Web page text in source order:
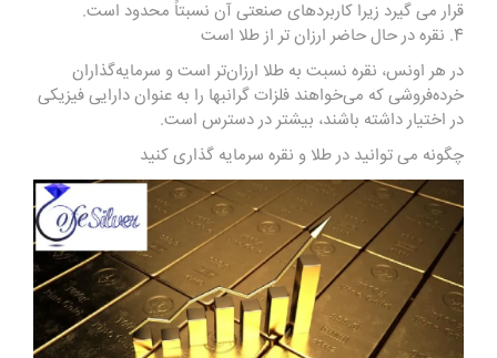
قرار می گیرد زیرا کاربردهای صنعتی آن نسبتاً محدود است.
4. نقره در حال حاضر ارزان تر از طلا است
در هر اونس، نقره نسبت به طلا ارزان‌تر است و سرمایه‌گذاران
خرده‌فروشی که می‌خواهند فلزات گرانبها را به عنوان دارایی فیزیکی
در اختیار داشته باشند، بیشتر در دسترس است.
چگونه می توانید در طلا و نقره سرمایه گذاری کنید